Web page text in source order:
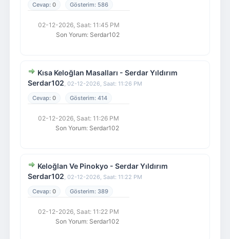
0
586
02-12-2026, Saat: 11:45 PM
Son Yorum: Serdar102
Kısa Keloğlan Masalları - Serdar Yıldırım
Serdar102, 02-12-2026, Saat: 11:26 PM
0
414
02-12-2026, Saat: 11:26 PM
Son Yorum: Serdar102
Keloğlan Ve Pinokyo - Serdar Yıldırım
Serdar102, 02-12-2026, Saat: 11:22 PM
0
389
02-12-2026, Saat: 11:22 PM
Son Yorum: Serdar102